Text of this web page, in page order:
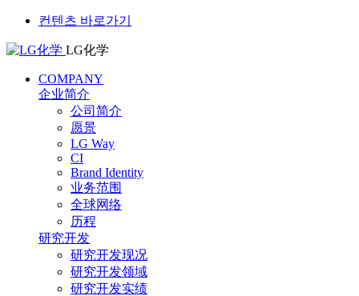
컨텐츠 바로가기
LG化学
COMPANY
企业简介
公司简介
愿景
LG Way
CI
Brand Identity
业务范围
全球网络
历程
研究开发
研究开发现况
研究开发领域
研究开发实绩